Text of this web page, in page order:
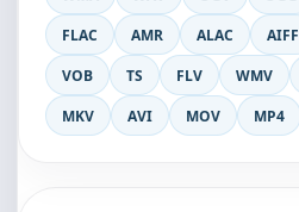
FLAC
AMR ALAC AIFF
VOB
TS FLV WMV
MKV
AVI MOV MP4